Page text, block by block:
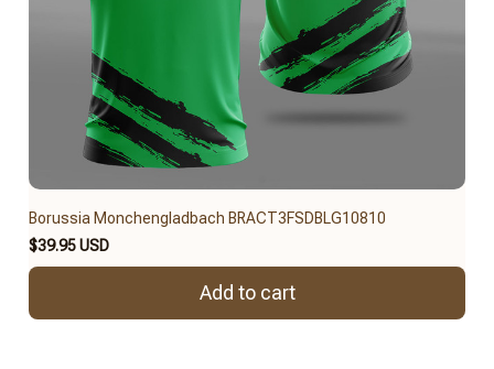
Borussia Monchengladbach BRACT3FSDBLG10810
$39.95 USD
Add to cart